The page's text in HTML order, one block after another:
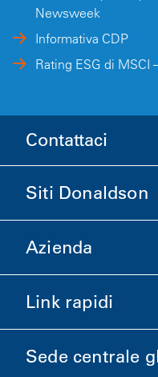
Newsweek
Informativa CDP
Rating ESG di MSCI
Contattaci
Siti Donaldson
Donaldson Life
Azienda
Informazioni
Carriere
Link rapidi
Investitori
Sede centrale